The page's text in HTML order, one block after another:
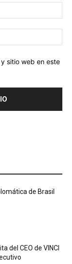
sitio web en este
de Brasil
del CEO de VINCI